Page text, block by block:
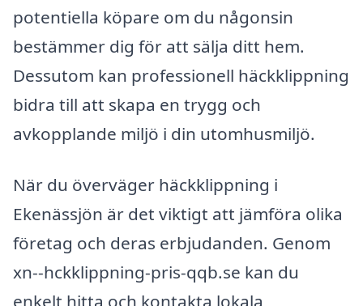
potentiella köpare om du någonsin
bestämmer dig för att sälja ditt hem.
Dessutom kan professionell häckklippning
bidra till att skapa en trygg och
avkopplande miljö i din utomhusmiljö.
När du överväger häckklippning i
Ekenässjön är det viktigt att jämföra olika
företag och deras erbjudanden. Genom
xn--hckklippning-pris-qqb.se kan du